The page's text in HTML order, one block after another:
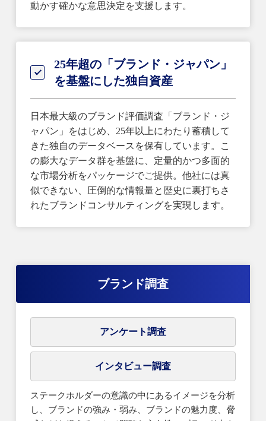
動かす確かな意思決定を支援します。
25年超の「ブランド・ジャパン」
を基盤にした独自資産
日本最大級のブランド評価調査「ブランド・ジ
ャパン」をはじめ、25年以上にわたり蓄積して
きた独自のデータベースを保有しています。こ
の膨大なデータ群を基盤に、定量的かつ多面的
な市場分析をパッケージでご提供。他社には真
似できない、圧倒的な情報量と歴史に裏打ちさ
れたブランドコンサルティングを実現します。
ブランド調査
アンケート調査
インタビュー調査
ステークホルダーの意識の中にあるイメージを分析
し、ブランドの強み・弱み、ブランドの魅力度、脅